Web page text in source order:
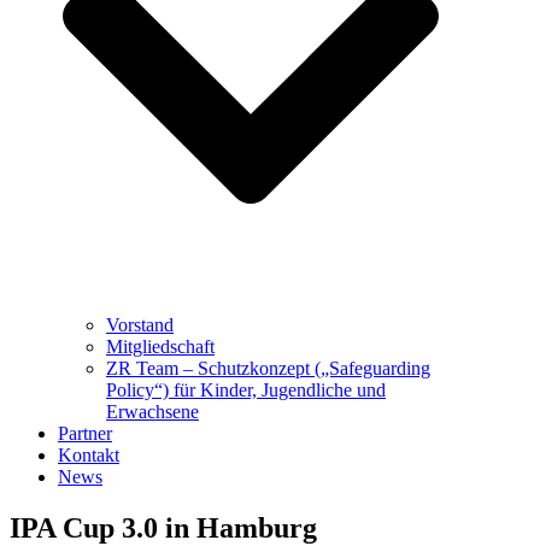
Vorstand
Mitgliedschaft
ZR Team – Schutzkonzept („Safeguarding
Policy“) für Kinder, Jugendliche und
Erwachsene
Partner
Kontakt
News
IPA Cup 3.0 in Hamburg